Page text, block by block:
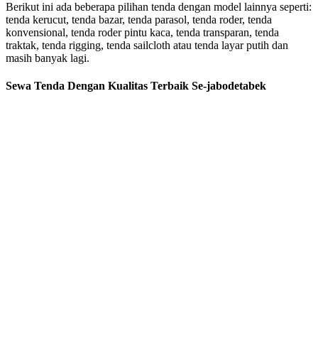
Berikut ini ada beberapa pilihan tenda dengan model lainnya seperti:
tenda kerucut, tenda bazar, tenda parasol, tenda roder, tenda
konvensional, tenda roder pintu kaca, tenda transparan, tenda
traktak, tenda rigging, tenda sailcloth atau tenda layar putih dan
masih banyak lagi.
Sewa Tenda Dengan Kualitas Terbaik Se-jabodetabek